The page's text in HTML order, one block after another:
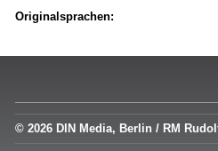
Originalsprachen:
© 2026 DIN Media, Berlin / RM